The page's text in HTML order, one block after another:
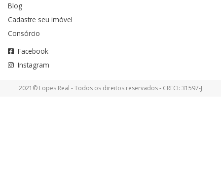
Blog
Cadastre seu imóvel
Consórcio
Facebook
Instagram
2021© Lopes Real - Todos os direitos reservados - CRECI: 31597-J